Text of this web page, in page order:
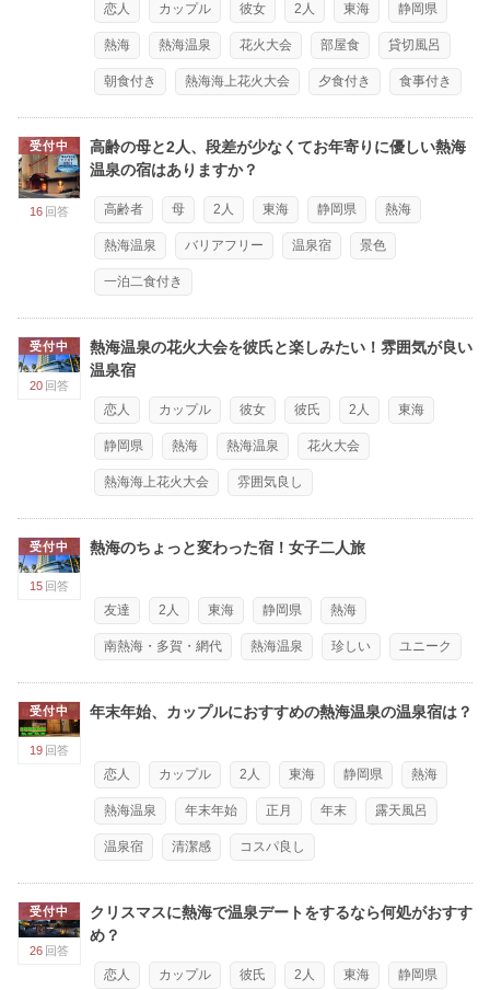
恋人 カップル 彼女 2人 東海 静岡県
熱海 熱海温泉 花火大会 部屋食 貸切風呂
朝食付き 熱海海上花火大会 夕食付き 食事付き
受付中
16 回答
高齢の母と2人、段差が少なくてお年寄りに優しい熱海
温泉の宿はありますか？
高齢者 母 2人 東海 静岡県 熱海
熱海温泉 バリアフリー 温泉宿 景色
一泊二食付き
受付中
20 回答
熱海温泉の花火大会を彼氏と楽しみたい！雰囲気が良い
温泉宿
恋人 カップル 彼女 彼氏 2人 東海
静岡県 熱海 熱海温泉 花火大会
熱海海上花火大会 雰囲気良し
受付中
15 回答
熱海のちょっと変わった宿！女子二人旅
友達 2人 東海 静岡県 熱海
南熱海・多賀・網代 熱海温泉 珍しい ユニーク
受付中
19 回答
年末年始、カップルにおすすめの熱海温泉の温泉宿は？
恋人 カップル 2人 東海 静岡県 熱海
熱海温泉 年末年始 正月 年末 露天風呂
温泉宿 清潔感 コスパ良し
受付中
26 回答
クリスマスに熱海で温泉デートをするなら何処がおすす
め？
恋人 カップル 彼氏 2人 東海 静岡県